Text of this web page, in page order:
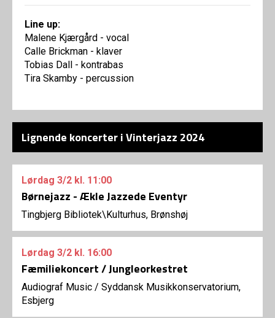
Line up:
Malene Kjærgård - vocal
Calle Brickman - klaver
Tobias Dall - kontrabas
Tira Skamby - percussion
Lignende koncerter i Vinterjazz 2024
Lørdag 3/2 kl. 11:00
Børnejazz - Ækle Jazzede Eventyr
Tingbjerg Bibliotek\Kulturhus, Brønshøj
Lørdag 3/2 kl. 16:00
Fæmiliekoncert / Jungleorkestret
Audiograf Music / Syddansk Musikkonservatorium,
Esbjerg